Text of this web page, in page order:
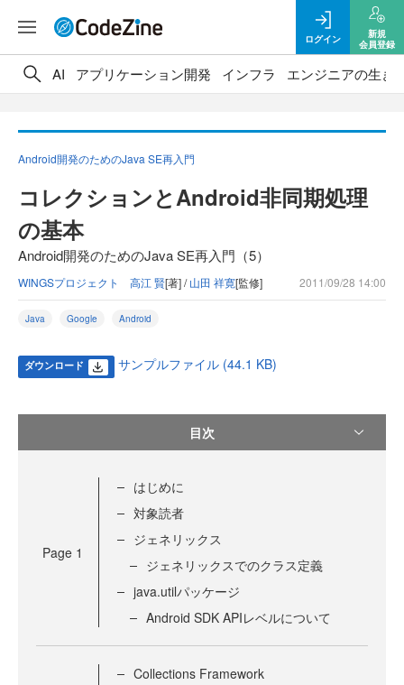
ログイン
新規
会員登録
AI アプリケーション開発 インフラ エンジニアの生き
Android開発のためのJava SE再入門
コレクションとAndroid非同期処理
の基本
Android開発のためのJava SE再入門（5）
WINGSプロジェクト 高江 賢[著] /山田 祥寛[監修] 2011/09/28 14:00
Java Google Android
ダウンロード サンプルファイル (44.1 KB)
目次
Page 1
はじめに
対象読者
ジェネリックス
ジェネリックスでのクラス定義
java.utilパッケージ
Android SDK APIレベルについて
Collections Framework